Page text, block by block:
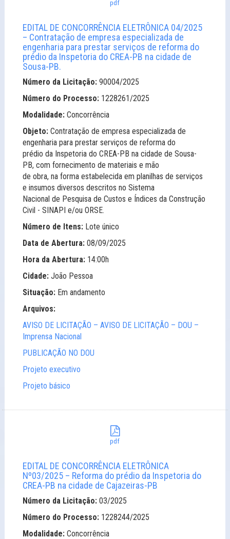
pdf
EDITAL DE CONCORRÊNCIA ELETRÔNICA 04/2025
– Contratação de empresa especializada de
engenharia para prestar serviços de reforma do
prédio da Inspetoria do CREA-PB na cidade de
Sousa-PB.
Número da Licitação: 90004/2025
Número do Processo: 1228261/2025
Modalidade: Concorrência
Objeto: Contratação de empresa especializada de
engenharia para prestar serviços de reforma do
prédio da Inspetoria do CREA-PB na cidade de Sousa-
PB, com fornecimento de materiais e mão
de obra, na forma estabelecida em planilhas de serviços
e insumos diversos descritos no Sistema
Nacional de Pesquisa de Custos e Índices da Construção
Civil - SINAPI e/ou ORSE.
Número de Itens: Lote único
Data de Abertura: 08/09/2025
Hora da Abertura: 14:00h
Cidade: João Pessoa
Situação: Em andamento
Arquivos:
AVISO DE LICITAÇÃO – AVISO DE LICITAÇÃO – DOU –
Imprensa Nacional
PUBLICAÇÃO NO DOU
Projeto executivo
Projeto básico
pdf
EDITAL DE CONCORRÊNCIA ELETRÔNICA
Nº03/2025 – Reforma do prédio da Inspetoria do
CREA-PB na cidade de Cajazeiras-PB
Número da Licitação: 03/2025
Número do Processo: 1228244/2025
Modalidade: Concorrência